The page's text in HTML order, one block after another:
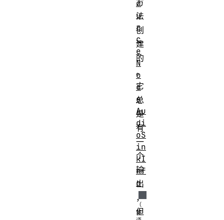
方
法
创
建
的
。
它
总
是
有
一
个
输
出
，
但
o
u
r
c
e
N
o
d
e
Au
di
oS
in
kI
nf
o